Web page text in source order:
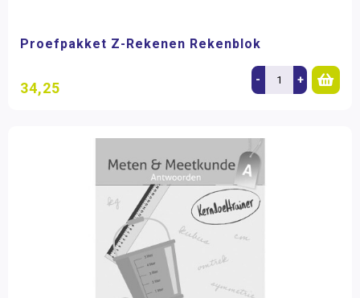
Proefpakket Z-Rekenen Rekenblok
34,25 - +